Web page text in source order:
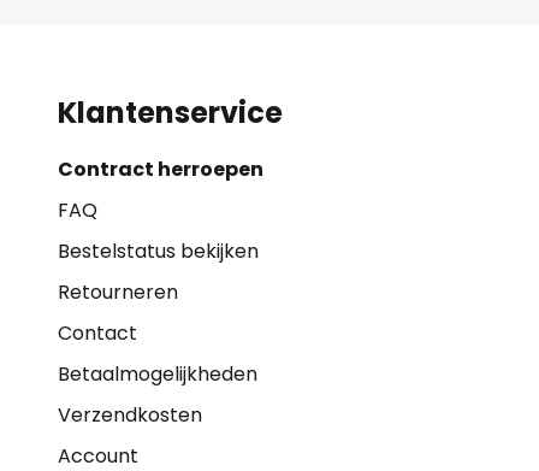
Klantenservice
Contract herroepen
FAQ
Bestelstatus bekijken
Retourneren
Contact
Betaalmogelijkheden
Verzendkosten
Account